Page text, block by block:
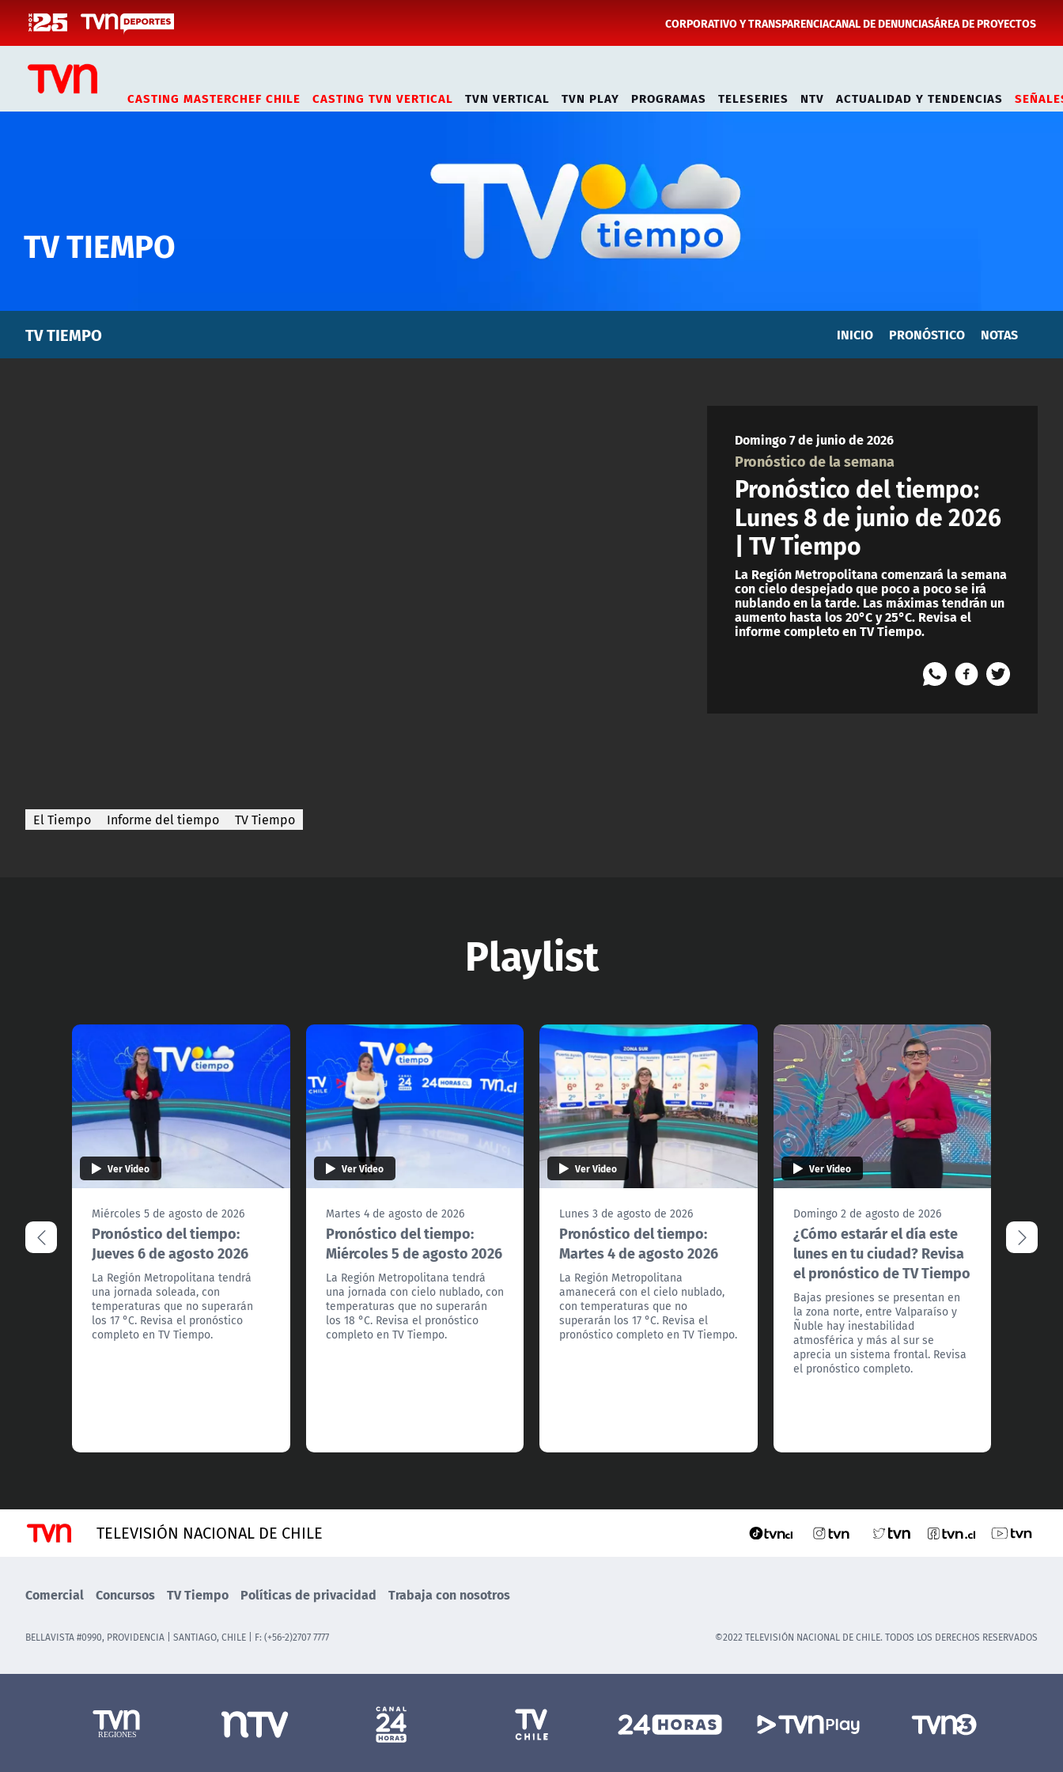
CORPORATIVO Y TRANSPARENCIACANAL DE DENUNCIASÁREA DE PROYECTOS
CASTING MASTERCHEF CHILE CASTING TVN VERTICAL TVN VERTICAL TVN PLAY PROGRAMAS TELESERIES NTV ACTUALIDAD Y TENDENCIAS
TV TIEMPO
TV TIEMPO INICIO PRONÓSTICO NOTAS
Domingo 7 de junio de 2026
Pronóstico de la semana
Pronóstico del tiempo:
Lunes 8 de junio de 2026
| TV Tiempo
La Región Metropolitana comenzará la semana
con cielo despejado que poco a poco se irá
nublando en la tarde. Las máximas tendrán un
aumento hasta los 20°C y 25°C. Revisa el
informe completo en TV Tiempo.
El Tiempo Informe del tiempo TV Tiempo
Playlist
Ver Video
Miércoles 5 de agosto de 2026
Pronóstico del tiempo:
Jueves 6 de agosto 2026
La Región Metropolitana tendrá
una jornada soleada, con
temperaturas que no superarán
los 17 °C. Revisa el pronóstico
completo en TV Tiempo.
Ver Video
Martes 4 de agosto de 2026
Pronóstico del tiempo:
Miércoles 5 de agosto 2026
La Región Metropolitana tendrá
una jornada con cielo nublado, con
temperaturas que no superarán
los 18 °C. Revisa el pronóstico
completo en TV Tiempo.
Ver Video
Lunes 3 de agosto de 2026
Pronóstico del tiempo:
Martes 4 de agosto 2026
La Región Metropolitana
amanecerá con el cielo nublado,
con temperaturas que no
superarán los 17 °C. Revisa el
pronóstico completo en TV Tiempo.
Ver Video
Domingo 2 de agosto de 2026
¿Cómo estarár el día este
lunes en tu ciudad? Revisa
el pronóstico de TV Tiempo
Bajas presiones se presentan en
la zona norte, entre Valparaíso y
Ñuble hay inestabilidad
atmosférica y más al sur se
aprecia un sistema frontal. Revisa
el pronóstico completo.
TELEVISIÓN NACIONAL DE CHILE
Comercial Concursos TV Tiempo Políticas de privacidad Trabaja con nosotros
BELLAVISTA #0990, PROVIDENCIA | SANTIAGO, CHILE | F: (+56-2)2707 7777 ©2022 TELEVISIÓN NACIONAL DE CHILE. TODOS LOS DERECHOS RESERVADOS